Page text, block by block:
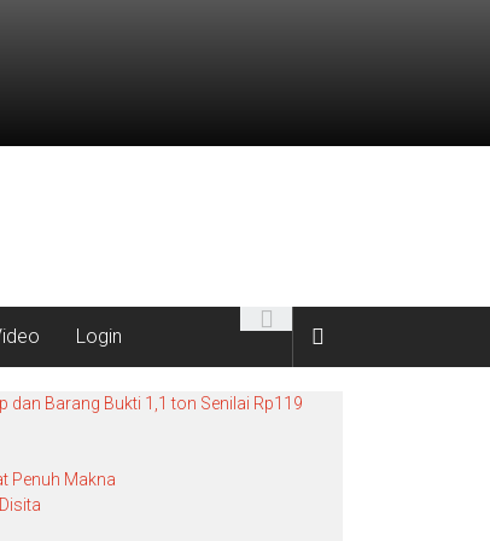
Login
Barang Bukti 1,1 ton Senilai Rp119
Penuh Makna